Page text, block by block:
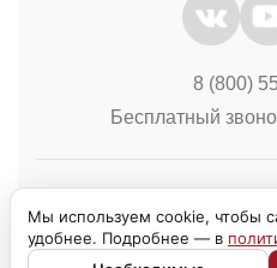
8 (800)
Бесплатный
Мы используем cookie, чтобы
удобнее. Подробнее — в